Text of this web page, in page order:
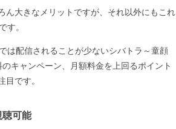
ん大きなメリットですが、それ以外にもこれ
す。
は配信されることが少ないシバトラ～童顔
キャンペーン、月額料金を上回るポイント
です。
聴可能